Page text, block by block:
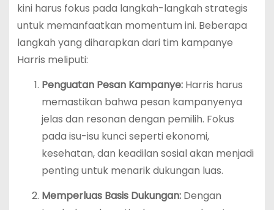
kini harus fokus pada langkah-langkah strategis
untuk memanfaatkan momentum ini. Beberapa
langkah yang diharapkan dari tim kampanye
Harris meliputi:
Penguatan Pesan Kampanye:Harris harus
memastikan bahwa pesan kampanyenya
jelas dan resonan dengan pemilih. Fokus
pada isu-isu kunci seperti ekonomi,
kesehatan, dan keadilan sosial akan menjadi
penting untuk menarik dukungan luas.
Memperluas Basis Dukungan:Dengan